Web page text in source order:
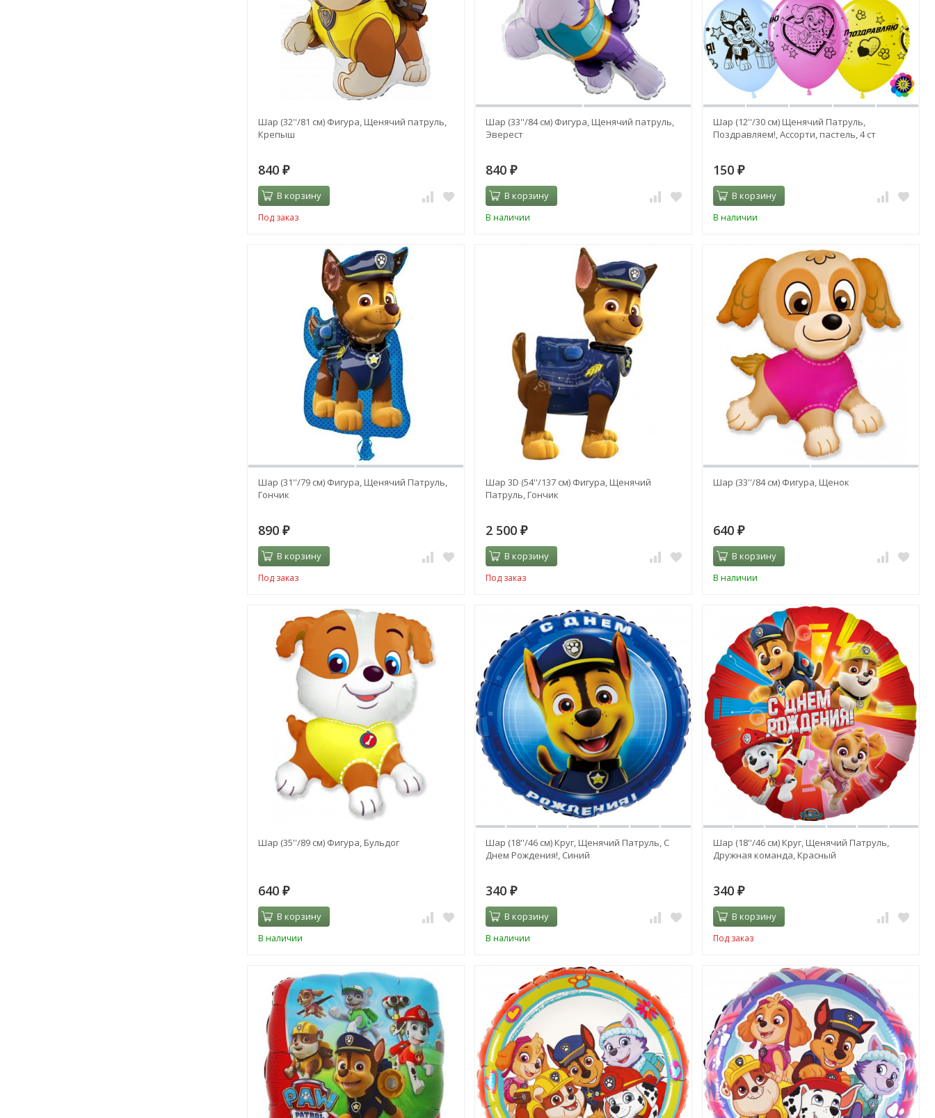
Шар (32''/81 см) Фигура, Щенячий патруль,
Крепыш
840 ₽
В корзину
Под заказ
Шар (33''/84 см) Фигура, Щенячий патруль,
Эверест
840 ₽
В корзину
В наличии
Шар (12''/30 см) Щенячий Патруль,
Поздравляем!, Ассорти, пастель, 4 ст
150 ₽
В корзину
В наличии
Шар (31''/79 см) Фигура, Щенячий Патруль,
Гончик
890 ₽
В корзину
Под заказ
Шар 3D (54''/137 см) Фигура, Щенячий
Патруль, Гончик
2 500 ₽
В корзину
Под заказ
Шар (33''/84 см) Фигура, Щенок
640 ₽
В корзину
В наличии
Шар (35''/89 см) Фигура, Бульдог
640 ₽
В корзину
В наличии
Шар (18''/46 см) Круг, Щенячий Патруль, С
Днем Рождения!, Синий
340 ₽
В корзину
В наличии
Шар (18''/46 см) Круг, Щенячий Патруль,
Дружная команда, Красный
340 ₽
В корзину
Под заказ